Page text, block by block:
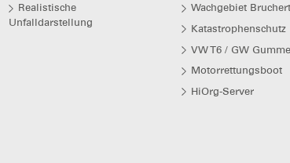
Realistische
Unfalldarstellung
Wachgebiet
Katastrophenschutz
VW T6 / GW
Motorrettungsboot
HiOrg-Server